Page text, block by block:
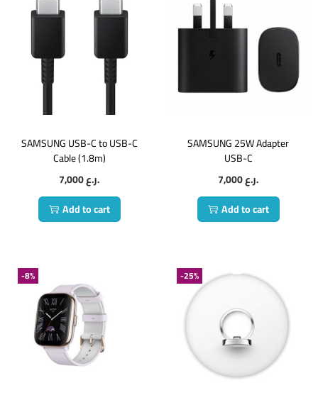
SAMSUNG USB-C to USB-C
Cable (1.8m)
7,000
ر.ع.
Add to cart
SAMSUNG 25W Adapter
USB-C
7,000
ر.ع.
Add to cart
-8% -25%